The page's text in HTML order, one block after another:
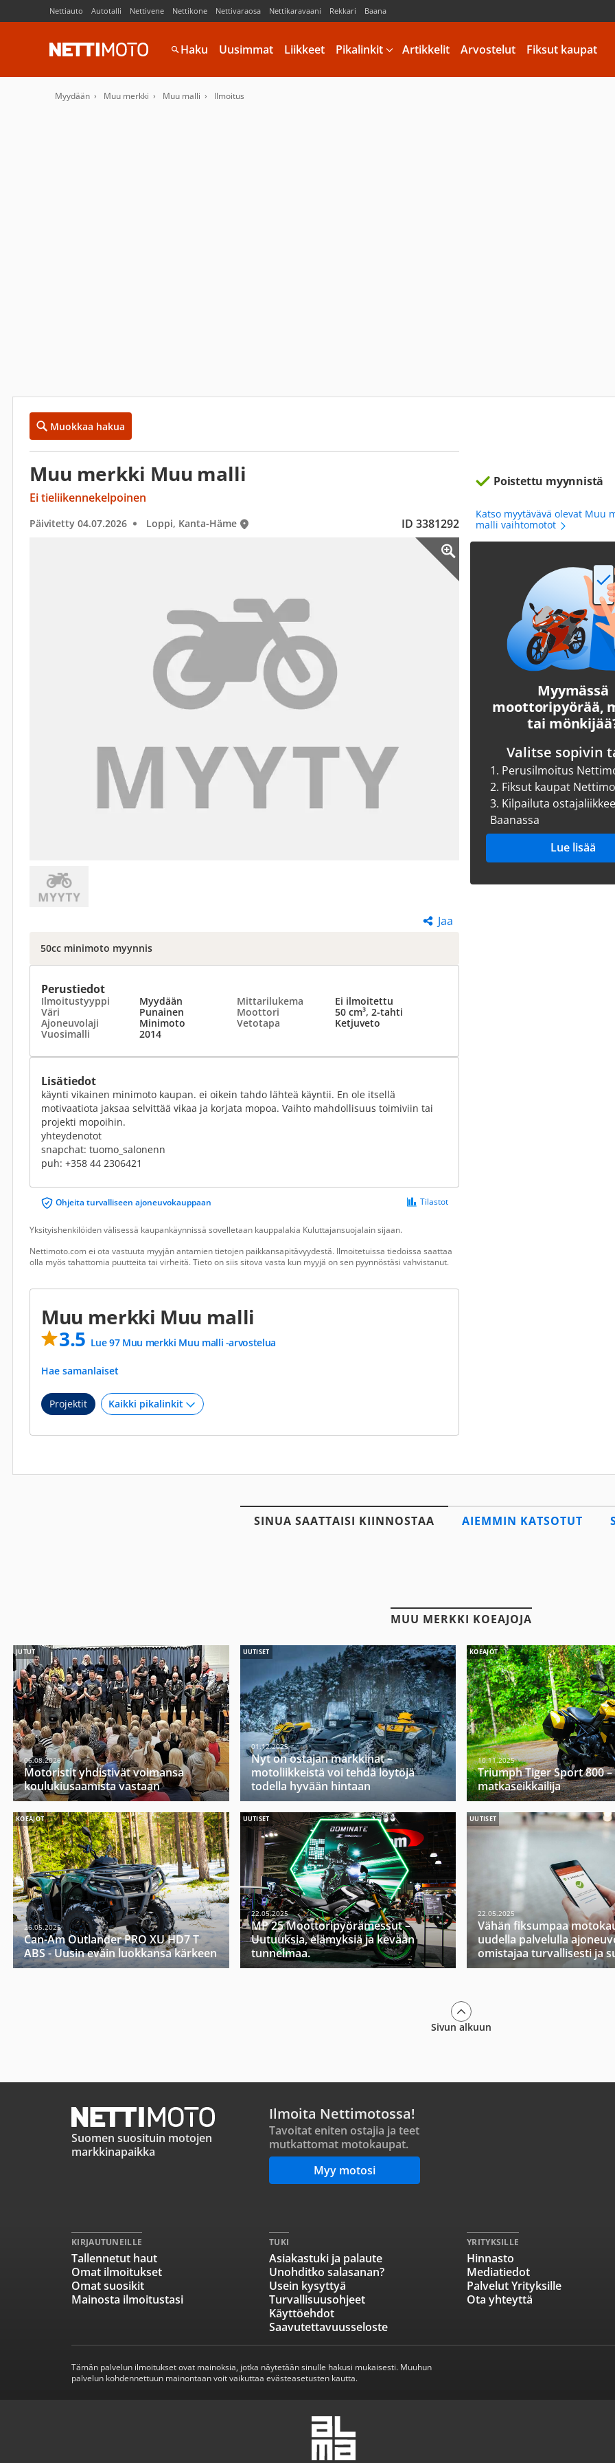
Nettiauto Autotalli Nettivene Nettikone Nettivaraosa Nettikaravaani Rekkari Baana
Haku Uusimmat Liikkeet Pikalinkit Artikkelit Arvostelut Fiksut kaupat
Myydään Muu merkki Muu malli Ilmoitus
Muokkaa hakua
Muu merkki Muu malli
Ei tieliikennekelpoinen
Päivitetty 04.07.2026 Loppi, Kanta-Häme ID 3381292
Jaa
50cc minimoto myynnis
Perustiedot
Ilmoitustyyppi Myydään Mittarilukema
Ei ilmoitettu
Väri
Punainen Moottori
50 cm³, 2-tahti
Ajoneuvolaji
Minimoto Vetotapa
Ketjuveto
Vuosimalli
2014
Lisätiedot
käynti vikainen minimoto kaupan. ei oikein tahdo lähteä käyntii. En ole itsellä
motivaatiota jaksaa selvittää vikaa ja korjata mopoa. Vaihto mahdollisuus toimiviin tai
projekti mopoihin.
yhteydenotot
snapchat: tuomo_salonenn
puh: +358 44 2306421
Ohjeita turvalliseen ajoneuvokauppaan Tilastot
Yksityishenkilöiden välisessä kaupankäynnissä sovelletaan kauppalakia Kuluttajansuojalain sijaan.
Nettimoto.com ei ota vastuuta myyjän antamien tietojen paikkansapitävyydestä. Ilmoitetuissa tiedoissa saattaa
olla myös tahattomia puutteita tai virheitä. Tieto on siis sitova vasta kun myyjä on sen pyynnöstäsi vahvistanut.
Muu merkki Muu malli
3.5 Lue 97 Muu merkki Muu malli -arvostelua
Hae samanlaiset
Projektit
Poistettu myynnistä
Katso myytävävä olevat Muu
malli vaihtomotot
Myymässä
moottoripyörää,
tai
Valitse sopivin
1. Perusilmoitus
2. Fiksut kaupat
3. Kilpailuta
Baanassa
Lue lisää
SINUA SAATTAISI KIINNOSTAA AIEMMIN KATSOTUT
MUU MERKKI KOEAJOJA
JUTUT
06.08.2026
Motoristit yhdistivät voimansa
koulukiusaamista vastaan
UUTISET
01.12.2025
Nyt on ostajan markkinat –
motoliikkeistä voi tehdä löytöjä
todella hyvään hintaan
KOEAJOT
10.11.2025
Triumph Tiger Sport 800
matkaseikkailija
KOEAJOT
26.05.2025
Can-Am Outlander PRO XU HD7 T
ABS - Uusin eväin luokkansa kärkeen
UUTISET
22.05.2025
MP 25 Moottoripyörämessut –
Uutuuksia, elämyksiä ja kevään
tunnelmaa.
UUTISET
22.05.2025
Vähän fiksumpaa
uudella palvelulla
omistajaa turvallisesti ja
Sivun alkuun
Suomen suosituin motojen
markkinapaikka
Ilmoita Nettimotossa!
Tavoitat eniten ostajia ja teet
mutkattomat motokaupat.
Myy motosi
KIRJAUTUNEILLE
Tallennetut haut
Omat ilmoitukset
Omat suosikit
Mainosta ilmoitustasi
TUKI
Asiakastuki ja palaute
Unohditko salasanan?
Usein kysyttyä
Turvallisuusohjeet
Käyttöehdot
Saavutettavuusseloste
YRITYKSILLE
Hinnasto
Mediatiedot
Palvelut Yrityksille
Ota yhteyttä
Tämän palvelun ilmoitukset ovat mainoksia, jotka näytetään sinulle hakusi mukaisesti. Muuhun
palvelun kohdennettuun mainontaan voit vaikuttaa evästeasetusten kautta.